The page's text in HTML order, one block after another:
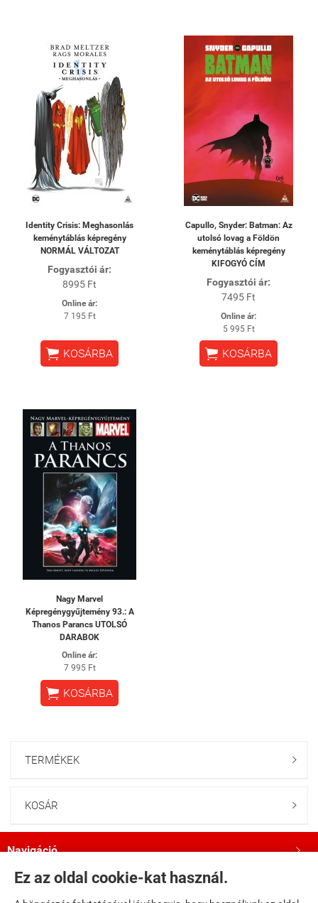
Ez az oldal cookie-kat használ.
Identity Crisis: Meghasonlás
keménytáblás képregény
NORMÁL VÁLTOZAT
Fogyasztói ár:
8995 Ft
Online ár:
7 195 Ft
 KOSÁRBA
Capullo, Snyder: Batman: Az
utolsó lovag a Földön
keménytáblás képregény
KIFOGYÓ CÍM
Fogyasztói ár:
7495 Ft
Online ár:
5 995 Ft
 KOSÁRBA
Nagy Marvel
Képregénygyűjtemény 93.: A
Thanos Parancs UTOLSÓ
DARABOK
Online ár:
7 995 Ft
 KOSÁRBA
TERMÉKEK 
KOSÁR 
Navigáció 
Saját fiók